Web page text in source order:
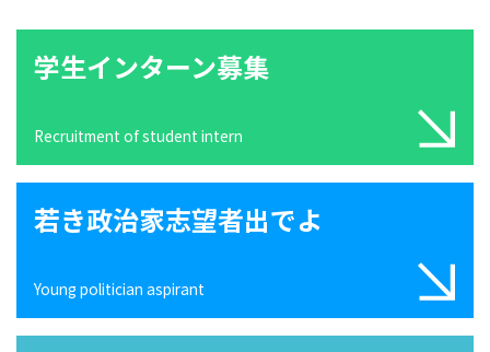
学生インターン募集
Recruitment of student intern
若き政治家志望者出でよ
Young politician aspirant